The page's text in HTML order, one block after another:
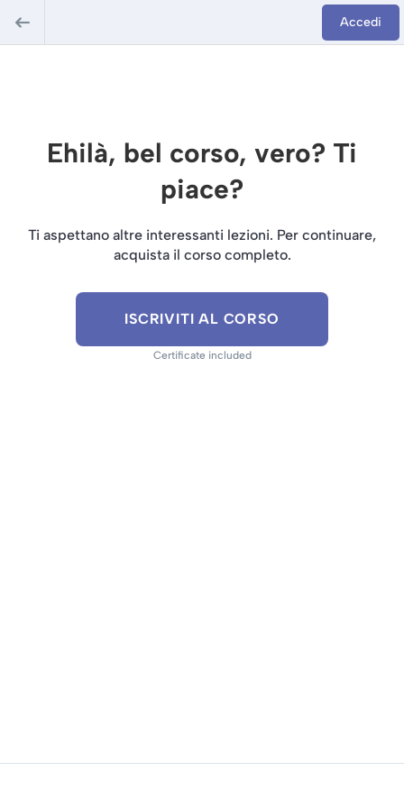
Accedi
Ehilà, bel corso, vero? Ti
piace?
Ti aspettano altre interessanti lezioni. Per continuare,
acquista il corso completo.
ISCRIVITI AL CORSO
Certificate included